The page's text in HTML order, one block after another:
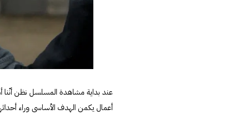
عند بداية مشاهدة المسلسل نظن
أعمال يكمن الهدف الأساسي وراء